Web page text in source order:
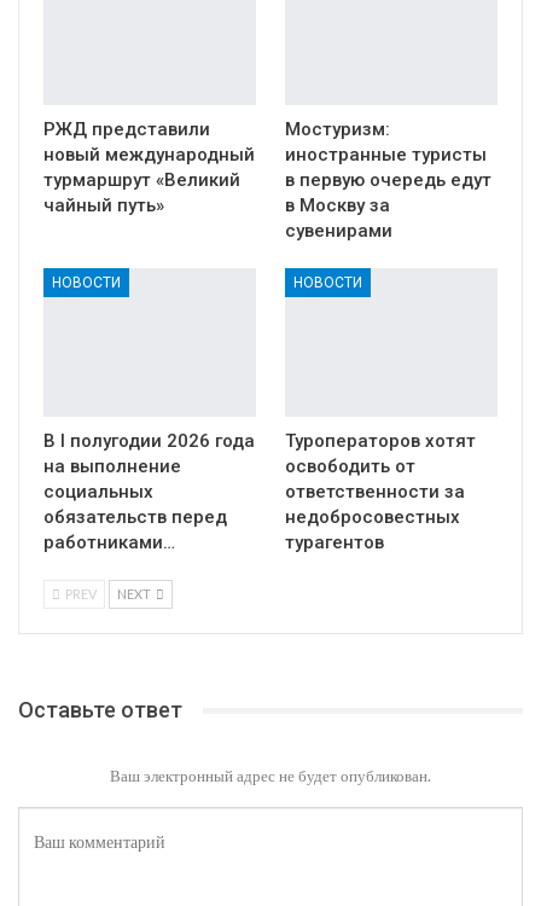
РЖД представили
новый международный
турмаршрут «Великий
чайный путь»
Мостуризм:
иностранные туристы
в первую очередь едут
в Москву за
сувенирами
НОВОСТИ
В I полугодии 2026 года
на выполнение
социальных
обязательств перед
работниками…
НОВОСТИ
Туроператоров хотят
освободить от
ответственности за
недобросовестных
турагентов
PREV NEXT
Оставьте ответ
Ваш электронный адрес не будет опубликован.